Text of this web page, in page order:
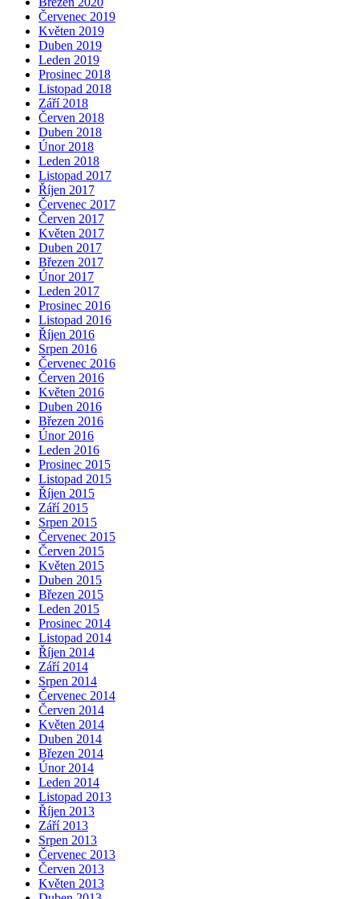
Červenec 2019
Květen 2019
Duben 2019
Leden 2019
Prosinec 2018
Listopad 2018
Září 2018
Červen 2018
Duben 2018
Únor 2018
Leden 2018
Listopad 2017
Říjen 2017
Červenec 2017
Červen 2017
Květen 2017
Duben 2017
Březen 2017
Únor 2017
Leden 2017
Prosinec 2016
Listopad 2016
Říjen 2016
Srpen 2016
Červenec 2016
Červen 2016
Květen 2016
Duben 2016
Březen 2016
Únor 2016
Leden 2016
Prosinec 2015
Listopad 2015
Říjen 2015
Září 2015
Srpen 2015
Červenec 2015
Červen 2015
Květen 2015
Duben 2015
Březen 2015
Leden 2015
Prosinec 2014
Listopad 2014
Říjen 2014
Září 2014
Srpen 2014
Červenec 2014
Červen 2014
Květen 2014
Duben 2014
Březen 2014
Únor 2014
Leden 2014
Listopad 2013
Říjen 2013
Září 2013
Srpen 2013
Červenec 2013
Červen 2013
Květen 2013